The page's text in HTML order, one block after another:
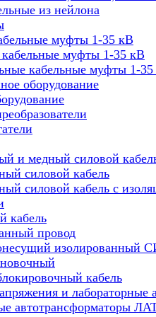
из нейлона
муфты 1-35 кВ
муфты 1-35 кВ
кабельные муфты 1-
оборудование
и медный силовой
силовой кабель
силовой кабель с
кабель
провод
изолированный
кабель
и лабораторные
автотрансформаторы